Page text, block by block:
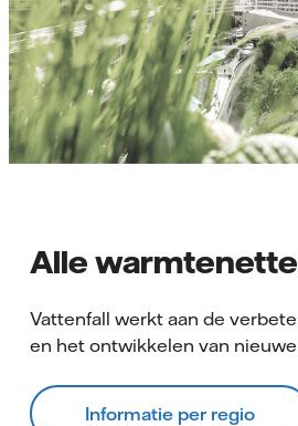
Alle
Vattenfall werkt aan de
en het ontwikkelen van
Informatie per regio